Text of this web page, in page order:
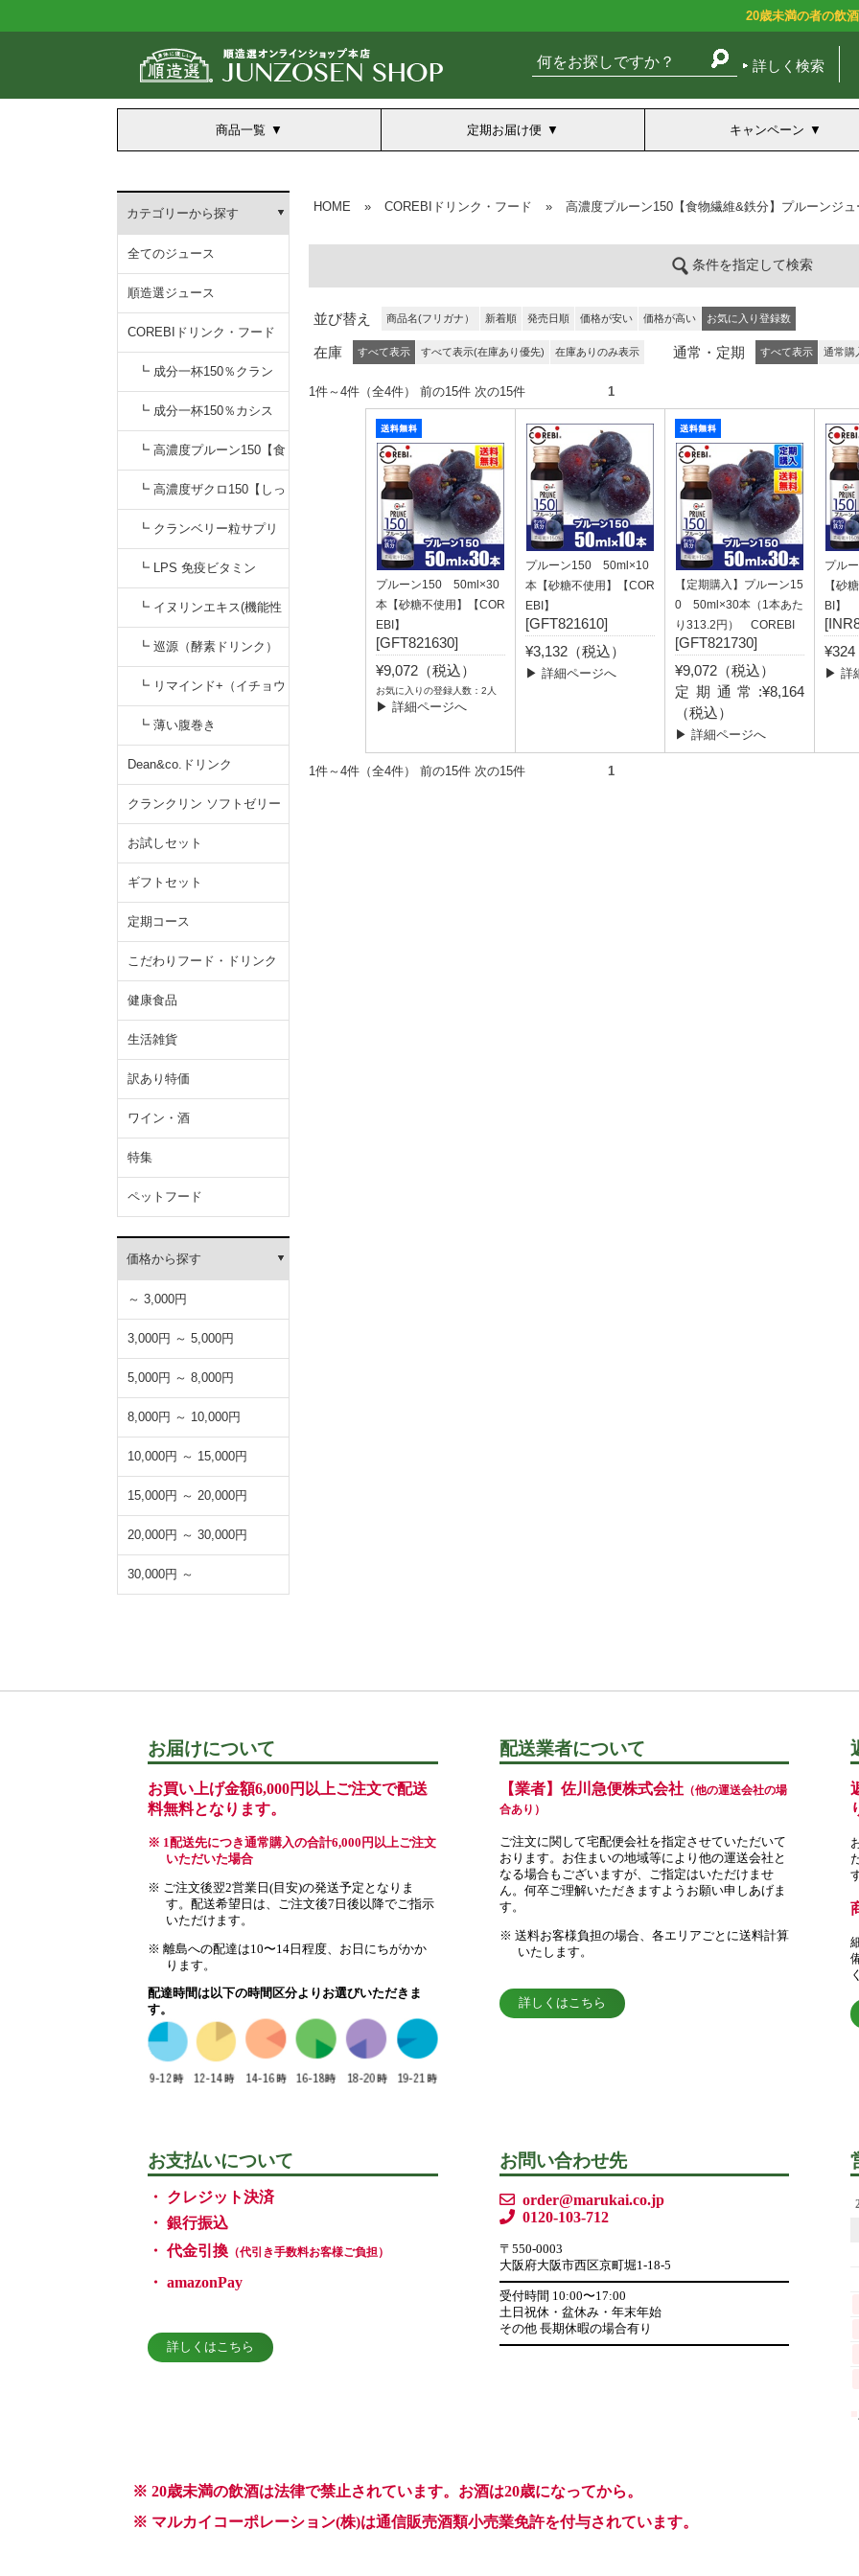
20歳未満の者の飲
詳しく検索
商品一覧 定期お届け便 キャンペーン
カテゴリーから探す
全てのジュース
順造選ジュース
COREBIドリンク・フード
┗ 成分一杯150％クラン
無添加クランベリー150
【すっきりキナ酸】
┗ 成分一杯150％カシス
無添加カシスジュース【く
っきりアントシアニン】
┗ 高濃度プルーン150【食
物繊維&鉄分】プルーンジ
ュース
┗ 高濃度ザクロ150【しっ
かりエラグ酸】無添加
┗ クランベリー粒サプリ
┗ LPS 免疫ビタミン
┗ イヌリンエキス(機能性
食品)
┗ 巡源（酵素ドリンク）
┗ リマインド+（イチョウ
葉サプリ）
┗ 薄い腹巻き
Dean&co.ドリンク
クランクリン ソフトゼリー
お試しセット
ギフトセット
定期コース
こだわりフード・ドリンク
健康食品
生活雑貨
訳あり特価
ワイン・酒
特集
ペットフード
価格から探す
～ 3,000円
3,000円 ～ 5,000円
5,000円 ～ 8,000円
8,000円 ～ 10,000円
10,000円 ～ 15,000円
15,000円 ～ 20,000円
20,000円 ～ 30,000円
30,000円 ～
HOME » COREBIドリンク・フード » 高濃度プルーン150【食物繊維&鉄分】プルーンジュ
条件を指定して検索
並び替え 商品名(フリガナ） 新着順 発売日順 価格が安い 価格が高い お気に入り登録数
在庫 すべて表示 すべて表示(在庫あり優先) 在庫ありのみ表示 通常・定期 すべて表示 通常購
1件～4件（全4件） 前の15件 次の15件 1
プルーン150 50ml×30
本【砂糖不使用】【COR
EBI】
[GFT821630]
¥9,072（税込）
お気に入りの登録人数：2人
▶ 詳細ページへ
プルーン150 50ml×10
本【砂糖不使用】【COR
EBI】
[GFT821610]
¥3,132（税込）
▶ 詳細ページへ
【定期購入】プルーン15
0 50ml×30本（1本あた
り313.2円） COREBI
[GFT821730]
¥9,072（税込）
定期通常:¥8,164
（税込）
▶ 詳細ページへ
プル
【砂
BI】
¥324
▶ 詳
1件～4件（全4件） 前の15件 次の15件 1